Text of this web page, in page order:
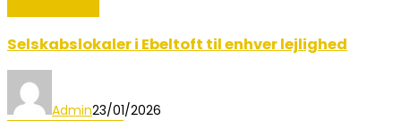
Selskabslokaler i Ebeltoft til enhver lejlighed
Admin23/01/2026